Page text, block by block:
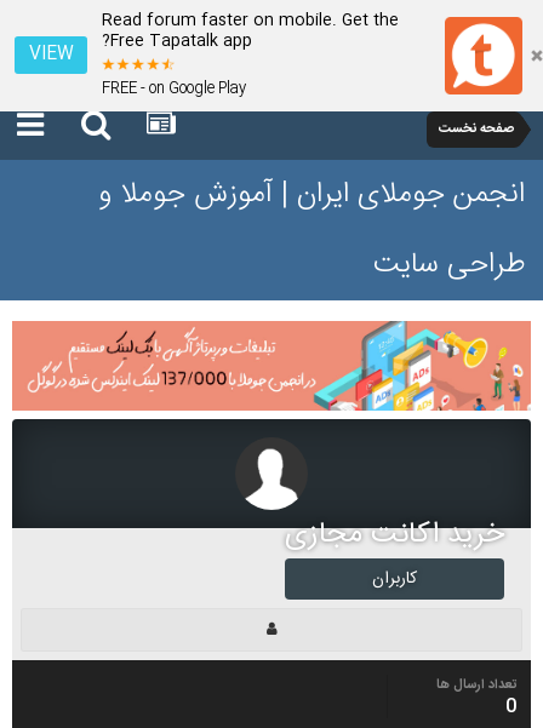
Read forum faster on mobile. Get the
Free Tapatalk app?
FREE - on Google Play
VIEW
صفحه نخست
انجمن جوملای ایران | آموزش جوملا و
طراحی سایت
خرید اکانت مجازی
کاربران
تعداد ارسال ها
0